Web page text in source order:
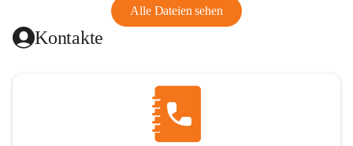
Alle Dateien sehen
Kontakte